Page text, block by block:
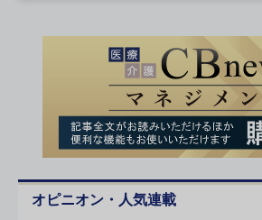
オピニオン・人気連載